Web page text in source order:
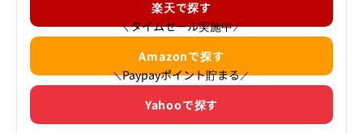
楽天で探す
＼タイムセール実施中／
Amazonで探す
＼Paypayポイント貯まる／
Yahooで探す